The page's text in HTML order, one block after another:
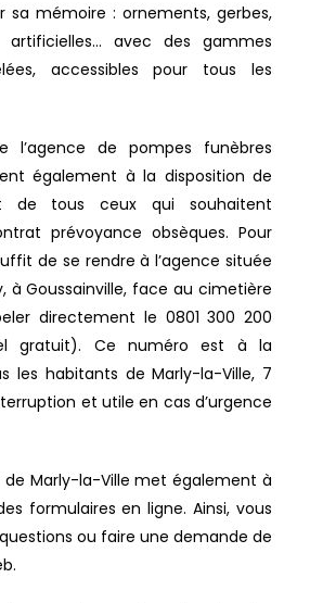
sa mémoire : ornements, gerbes,
avec des gammes
accessibles pour tous les
l’agence de pompes funèbres
également à la disposition de
de tous ceux qui souhaitent
prévoyance obsèques. Pour
de se rendre à l’agence située
à Goussainville, face au cimetière
directement le 0801 300 200
gratuit). Ce numéro est à la
les habitants de Marly-la-Ville, 7
et utile en cas d’urgence
de Marly-la-Ville met également à
formulaires en ligne. Ainsi, vous
ou faire une demande de